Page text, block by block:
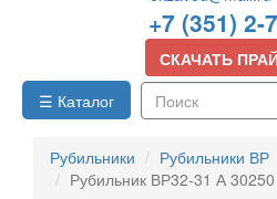
+7 (351) 2-
СКАЧАТЬ
☰ Каталог
Рубильники
Рубильники ВР
Рубильник ВР32-31 А